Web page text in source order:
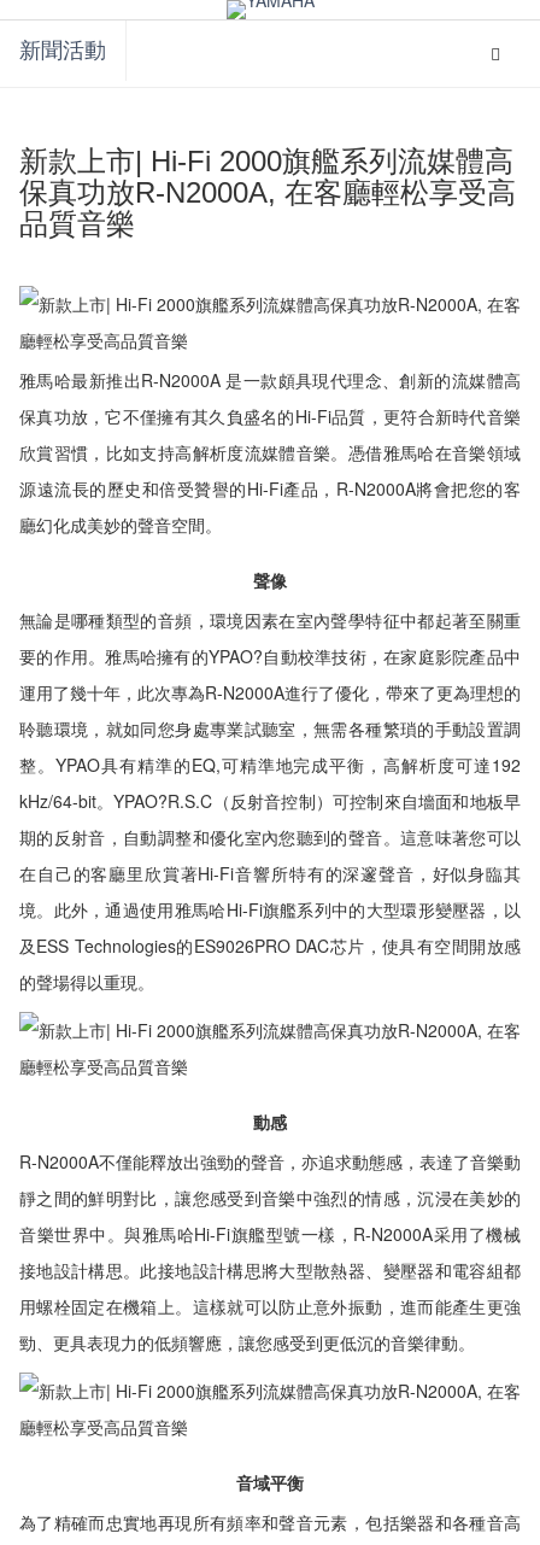
My
global
navigation
新聞活動
Toggle
新款上市| Hi-Fi 2000旗艦系列流媒體高
保真功放R-N2000A, 在客廳輕松享受高
品質音樂
雅馬哈最新推出R-N2000A 是一款頗具現代理念、創新的流媒體高
保真功放，它不僅擁有其久負盛名的Hi-Fi品質，更符合新時代音樂
欣賞習慣，比如支持高解析度流媒體音樂。憑借雅馬哈在音樂領域
源遠流長的歷史和倍受贊譽的Hi-Fi產品，R-N2000A將會把您的客
廳幻化成美妙的聲音空間。
聲像
無論是哪種類型的音頻，環境因素在室內聲學特征中都起著至關重
要的作用。雅馬哈擁有的YPAO?自動校準技術，在家庭影院產品中
運用了幾十年，此次專為R-N2000A進行了優化，帶來了更為理想的
聆聽環境，就如同您身處專業試聽室，無需各種繁瑣的手動設置調
整。YPAO具有精準的EQ,可精準地完成平衡，高解析度可達192
kHz/64-bit。YPAO?R.S.C（反射音控制）可控制來自墻面和地板早
期的反射音，自動調整和優化室內您聽到的聲音。這意味著您可以
在自己的客廳里欣賞著Hi-Fi音響所特有的深邃聲音，好似身臨其
境。此外，通過使用雅馬哈Hi-Fi旗艦系列中的大型環形變壓器，以
及ESS Technologies的ES9026PRO DAC芯片，使具有空間開放感
的聲場得以重現。
動感
R-N2000A不僅能釋放出強勁的聲音，亦追求動態感，表達了音樂動
靜之間的鮮明對比，讓您感受到音樂中強烈的情感，沉浸在美妙的
音樂世界中。與雅馬哈Hi-Fi旗艦型號一樣，R-N2000A采用了機械
接地設計構思。此接地設計構思將大型散熱器、變壓器和電容組都
用螺栓固定在機箱上。這樣就可以防止意外振動，進而能產生更強
勁、更具表現力的低頻響應，讓您感受到更低沉的音樂律動。
音域平衡
為了精確而忠實地再現所有頻率和聲音元素，包括樂器和各種音高